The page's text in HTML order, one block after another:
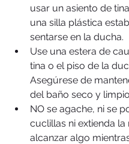
usar un asiento de
una silla plástica
sentarse en la ducha.
Use una estera de
tina o el piso de la
Asegúrese de
del baño seco y
NO se agache, ni se
cuclillas ni extienda la
alcanzar algo